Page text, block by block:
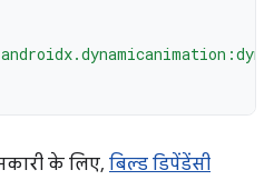
के लिए, बिल्ड डिपेंडेंसी